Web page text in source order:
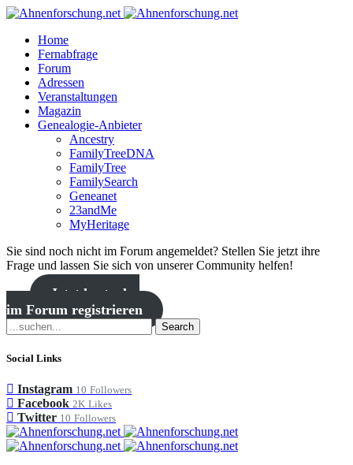
Home
Fernabfrage
Forum
Adressen
Veranstaltungen
Magazin
Genealogie-Anbieter
Ancestry
FamilyTreeDNA
FamilyTree
FamilySearch
Geneanet
23andMe
MyHeritage
Sie sind noch nicht im Forum angemeldet? Stellen Sie jetzt ihre
Frage und lassen Sie sich von unserer Community helfen!
Jetzt kostenlos
im Forum registrieren
Search
Social Links
Instagram 10 Followers
Facebook 2K Likes
Twitter 10 Followers